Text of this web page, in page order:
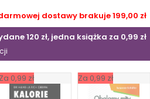
dostawy brakuje 199,00 zł
120 zł, jedna książka za 0,99 zł
Za 0,99 zł Za 0,99 zł